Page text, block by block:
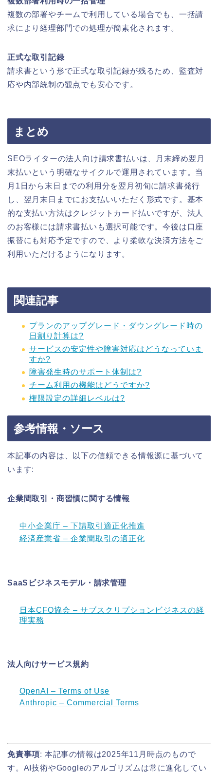
複数の部署やチームで利用している場合でも、一括請
求により経理部門での処理が簡素化されます。
正式な取引記録
請求書という形で正式な取引記録が残るため、監査対
応や内部統制の観点でも安心です。
まとめ
SEOライターの法人向け請求書払いは、月末締め翌月
末払いという明確なサイクルで運用されています。当
月1日から末日までの利用分を翌月初旬に請求書発行
し、翌月末日までにお支払いいただく形式です。基本
的な支払い方法はクレジットカード払いですが、法人
のお客様には請求書払いも選択可能です。今後は口座
振替にも対応予定ですので、より柔軟な決済方法をご
利用いただけるようになります。
関連記事
プランのアップグレード・ダウングレード時の
日割り計算は?
サービスの安定性や障害対応はどうなっていま
すか?
障害発生時のサポート体制は?
チーム利用の機能はどうですか?
権限設定の詳細レベルは?
参考情報・ソース
本記事の内容は、以下の信頼できる情報源に基づいて
います:
企業間取引・商習慣に関する情報
中小企業庁 – 下請取引適正化推進
経済産業省 – 企業間取引の適正化
SaaSビジネスモデル・請求管理
日本CFO協会 – サブスクリプションビジネスの経
理実務
法人向けサービス規約
OpenAI – Terms of Use
Anthropic – Commercial Terms
免責事項: 本記事の情報は2025年11月時点のもので
す。AI技術やGoogleのアルゴリズムは常に進化してい